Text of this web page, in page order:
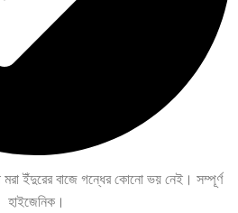
মরা ইঁদুরের বাজে গন্ধের কোনো ভয় নেই। সম্পূর্ণ
হাইজেনিক।